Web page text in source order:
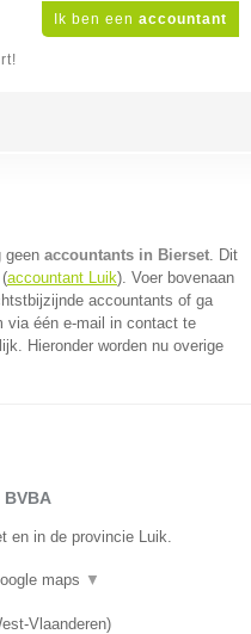
Ik ben een accountant
geen accountants in Bierset. Dit
accountant Luik). Voer bovenaan
accountants of ga
via één e-mail in contact te
Hieronder worden nu overige
BVBA
en in de provincie Luik.
maps ▼
Vlaanderen)